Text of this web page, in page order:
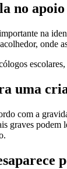
no
na
onde
uma
com a
graves